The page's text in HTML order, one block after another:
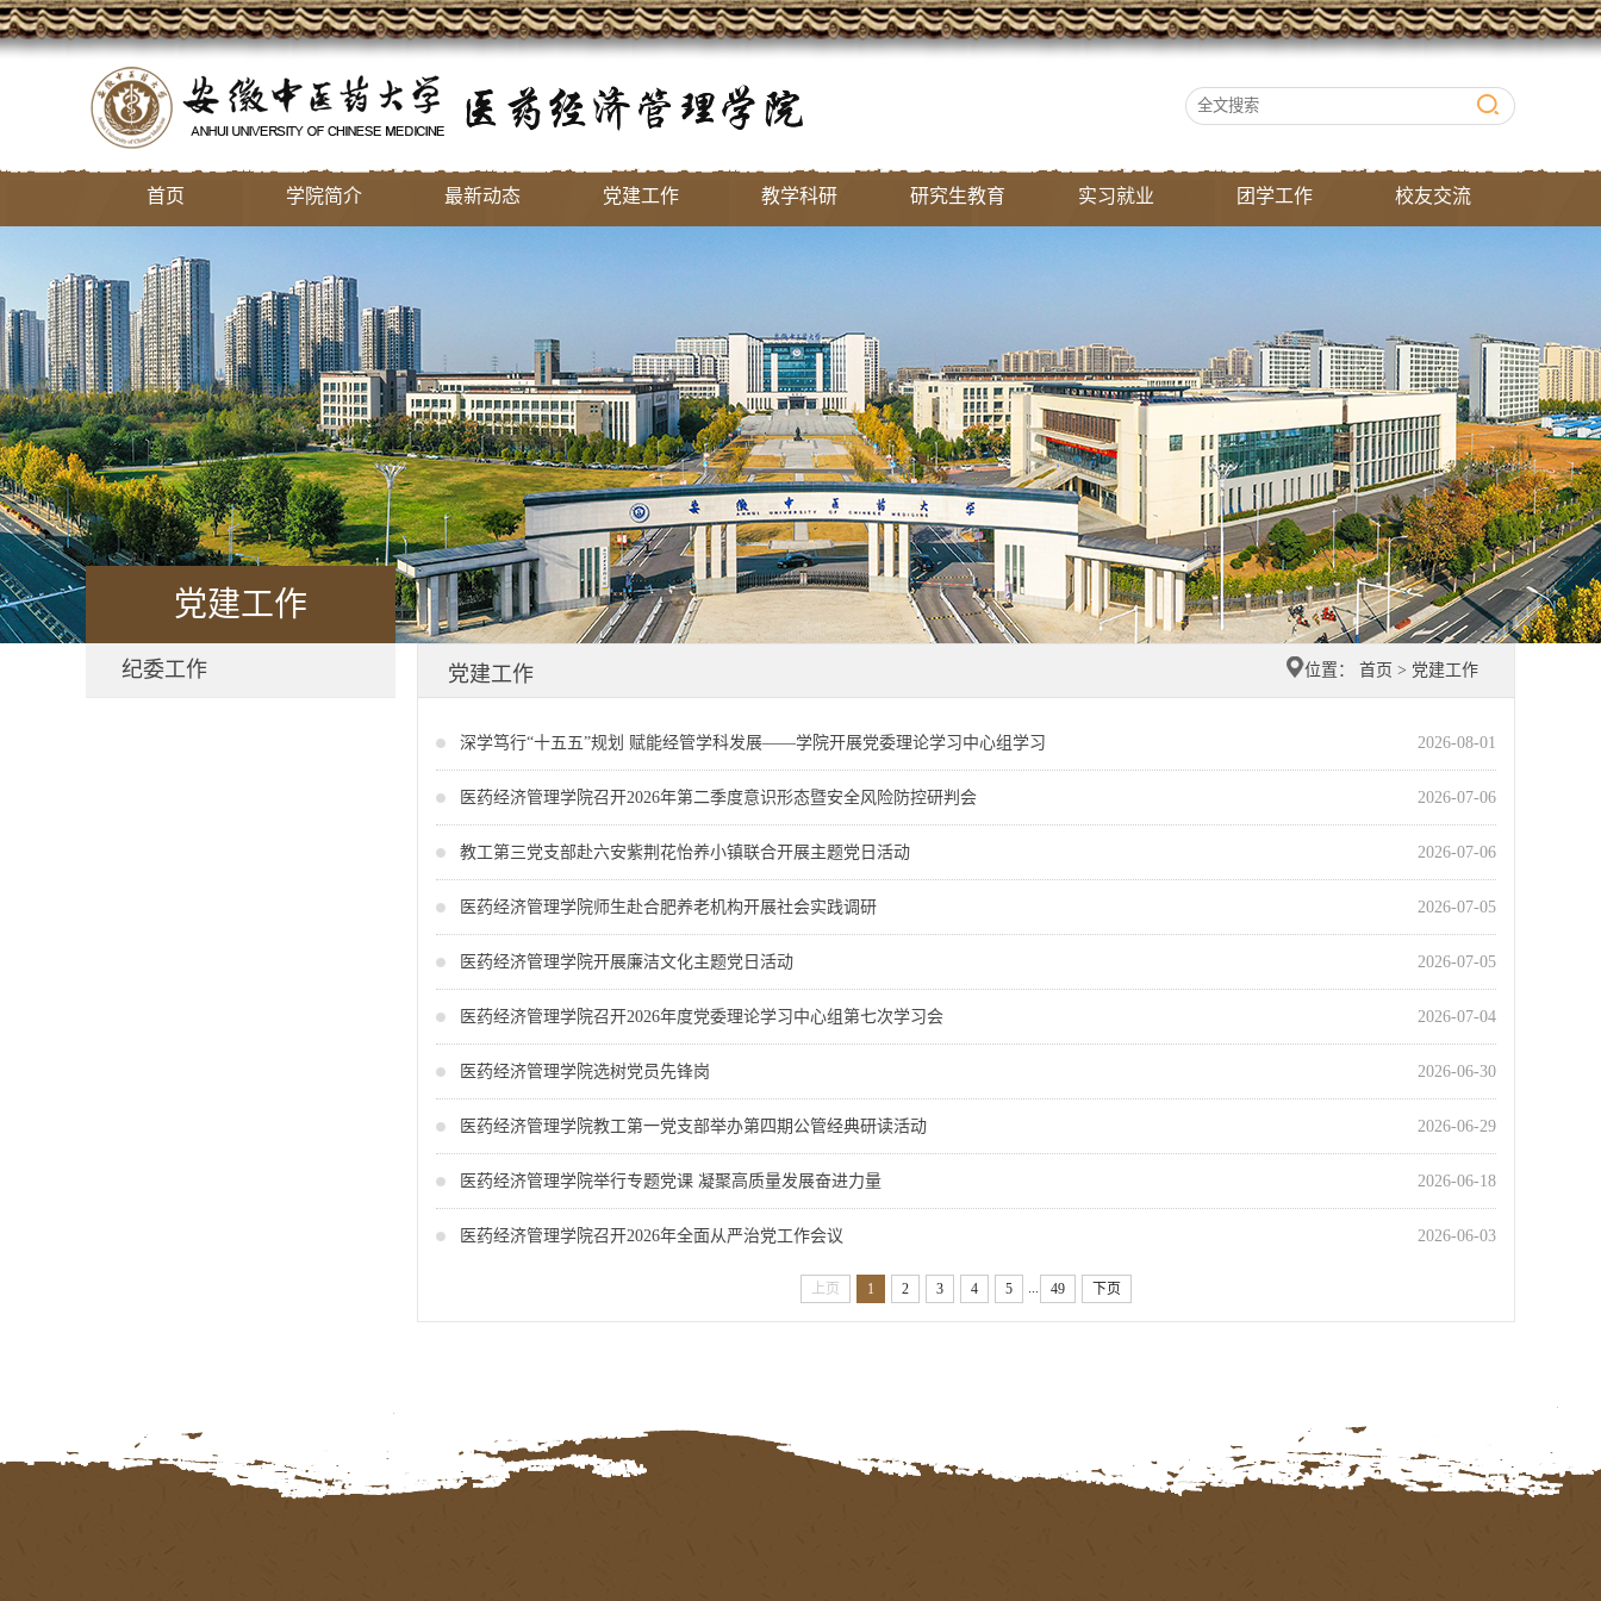
首页 学院简介 最新动态 党建工作 教学科研 研究生教育 实习就业 团学工作 校友交流
党建工作
纪委工作 党建工作 位置： 首页 > 党建工作
深学笃行“十五五”规划 赋能经管学科发展——学院开展党委理论学习中心组学习 2026-08-01
医药经济管理学院召开2026年第二季度意识形态暨安全风险防控研判会 2026-07-06
教工第三党支部赴六安紫荆花怡养小镇联合开展主题党日活动 2026-07-06
医药经济管理学院师生赴合肥养老机构开展社会实践调研 2026-07-05
医药经济管理学院开展廉洁文化主题党日活动 2026-07-05
医药经济管理学院召开2026年度党委理论学习中心组第七次学习会 2026-07-04
医药经济管理学院选树党员先锋岗 2026-06-30
医药经济管理学院教工第一党支部举办第四期公管经典研读活动 2026-06-29
医药经济管理学院举行专题党课 凝聚高质量发展奋进力量 2026-06-18
医药经济管理学院召开2026年全面从严治党工作会议 2026-06-03
上页 1 2 3 4 5 49 下页